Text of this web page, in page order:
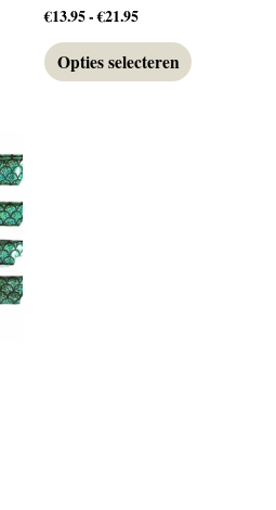
€13.95-€21.95
Opties selecteren